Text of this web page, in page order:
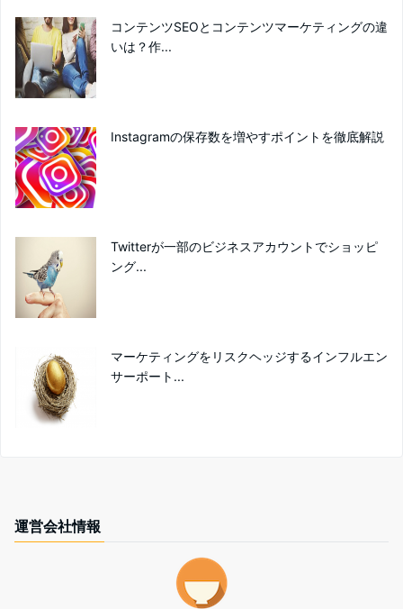
コンテンツSEOとコンテンツマーケティングの違
いは？作...
Instagramの保存数を増やすポイントを徹底解説
Twitterが一部のビジネスアカウントでショッピ
ング...
マーケティングをリスクヘッジするインフルエン
サーポート...
運営会社情報